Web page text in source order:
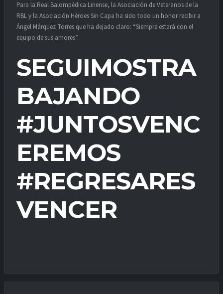
Para la Real Balompédica Linense, la Asociación de Veteranos de la
RBL y la Asociación Héroes Sin Capa ha sido todo un honor recibir a
Ángel Márquez Torres que ha dejado claro: “Siempre estará con el
equipo de sus amores”.
SEGUIMOSTRA
BAJANDO
#JUNTOSVENC
EREMOS
#REGRESARES
VENCER